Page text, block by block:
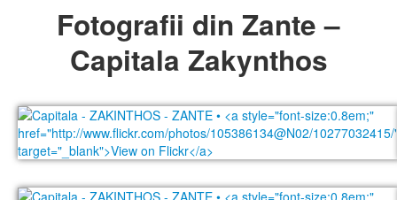
Fotografii din Zante –
Capitala Zakynthos